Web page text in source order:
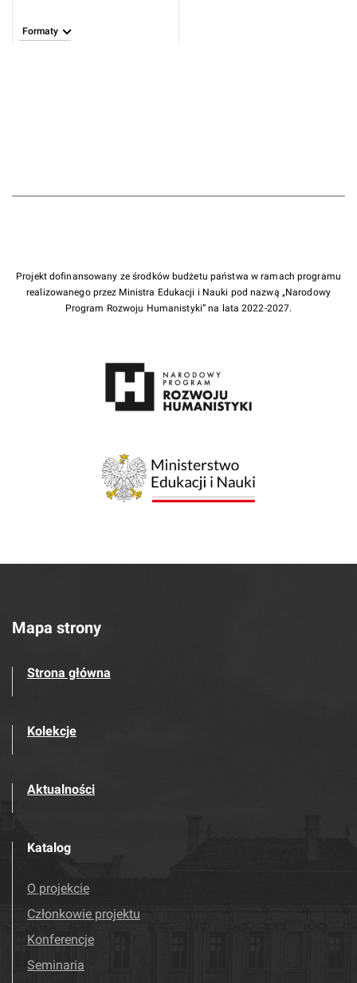
Formaty
Projekt dofinansowany ze środków budżetu państwa w ramach programu
realizowanego przez Ministra Edukacji i Nauki pod nazwą „Narodowy
Program Rozwoju Humanistyki” na lata 2022-2027.
Mapa strony
Strona główna
Kolekcje
Aktualności
Katalog
O projekcie
Członkowie projektu
Konferencje
Seminaria